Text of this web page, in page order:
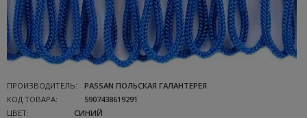
ПРОИЗВОДИТЕЛЬ:
PASSAN ПОЛЬСКАЯ ГАЛАНТЕРЕЯ
КОД ТОВАРА:
5907438619291
ЦВЕТ:
СИНИЙ